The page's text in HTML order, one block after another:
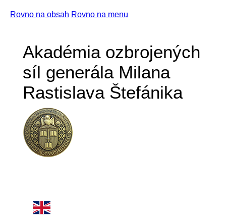
Rovno na obsah Rovno na menu
Akadémia ozbrojených
síl generála Milana
Rastislava Štefánika